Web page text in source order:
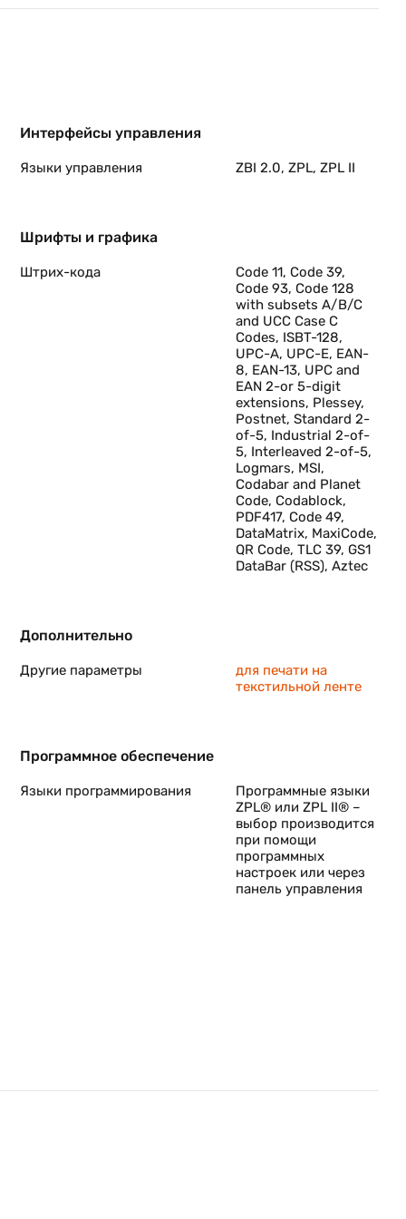
Интерфейсы управления
Языки управления ZBI 2.0, ZPL, ZPL II
Шрифты и графика
Штрих-кода
Code 11, Code 39,
Code 93, Code 128
with subsets A/B/C
and UCC Case C
Codes, ISBT-128,
UPC-A, UPC-E, EAN-
8, EAN-13, UPC and
EAN 2-or 5-digit
extensions, Plessey,
Postnet, Standard 2-
of-5, Industrial 2-of-
5, Interleaved 2-of-5,
Logmars, MSI,
Codabar and Planet
Code, Codablock,
PDF417, Code 49,
DataMatrix, MaxiCode,
QR Code, TLC 39, GS1
DataBar (RSS), Aztec
Дополнительно
Другие параметры
для печати на
текстильной ленте
Программное обеспечение
Языки программирования
Программные языки
ZPL® или ZPL II® –
выбор производится
при помощи
программных
настроек или через
панель управления